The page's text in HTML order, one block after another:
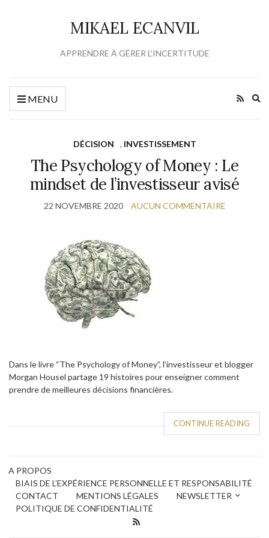
MIKAEL ECANVIL
APPRENDRE À GÉRER L'INCERTITUDE
MENU
DÉCISION , INVESTISSEMENT
The Psychology of Money : Le
mindset de l’investisseur avisé
22 NOVEMBRE 2020 AUCUN COMMENTAIRE
Dans le livre “The Psychology of Money”, l’investisseur et blogger
Morgan Housel partage 19 histoires pour enseigner comment
prendre de meilleures décisions financières.
CONTINUE READING
A PROPOS
BIAIS DE L’EXPÉRIENCE PERSONNELLE ET RESPONSABILITÉ
CONTACT
MENTIONS LÉGALES
NEWSLETTER
POLITIQUE DE CONFIDENTIALITÉ